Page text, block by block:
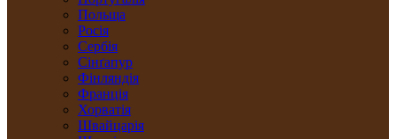
Польща
Росія
Сербія
Сінґапур
Фінляндія
Франція
Хорватія
Швайцарія